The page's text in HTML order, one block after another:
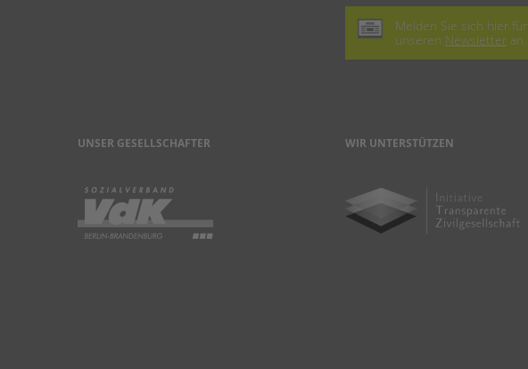
Melden Sie sich hier für
unseren Newsletter an.
UNSER GESELLSCHAFTER WIR UNTERSTÜTZEN